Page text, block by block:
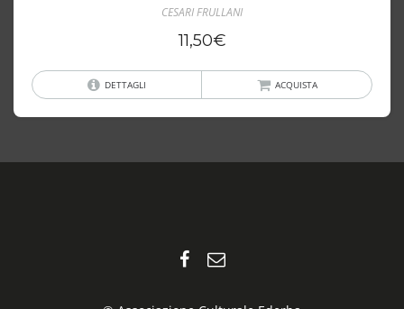
CESARI FRULLANI
11,50€
DETTAGLI ACQUISTA